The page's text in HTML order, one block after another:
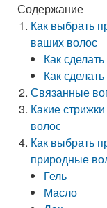
Содержание
Как выбрать
ваших волос
Как
Как
Связанные
Какие
волос
Как выбрать
природные
Гель
Масло